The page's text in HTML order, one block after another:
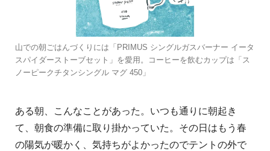
山での朝ごはんづくりには「PRIMUS シングルガスバーナー イータ
スパイダーストーブセット」を愛用。コーヒーを飲むカップは「ス
ノーピークチタンシングル マグ 450」
ある朝、こんなことがあった。いつも通りに朝起き
て、朝食の準備に取り掛かっていた。その日はもう春
の陽気が暖かく、気持ちがよかったのでテントの外で